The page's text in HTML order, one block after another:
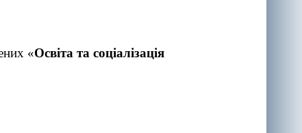
«Освіта та соціалізація